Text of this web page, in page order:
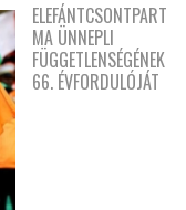
ELEFÁNTCSONTPART
MA ÜNNEPLI
FÜGGETLENSÉGÉNEK
66. ÉVFORDULÓJÁT